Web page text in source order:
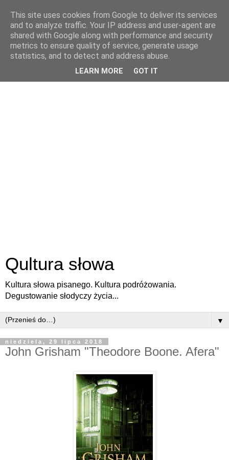
Qultura słowa
Kultura słowa pisanego. Kultura podróżowania.
Degustowanie słodyczy życia...
▼
niedziela, 29 lipca 2018
John Grisham "Theodore Boone. Afera"
This site uses cookies from Google to deliver its services
and to analyze traffic. Your IP address and user-agent are
shared with Google along with performance and security
metrics to ensure quality of service, generate usage
statistics, and to detect and address abuse.
LEARN MORE GOT IT